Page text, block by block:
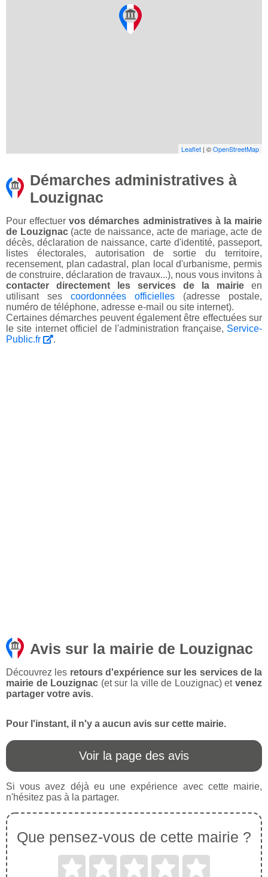
Leaflet | ©OpenStreetMap
Démarches administratives à
Louzignac
Pour effectuervos démarches administratives à la mairie
de Louzignac(acte de naissance, acte de mariage, acte de
décès, déclaration de naissance, carte d'identité, passeport,
listes électorales, autorisation de sortie du territoire,
recensement, plan cadastral, plan local d'urbanisme, permis
de construire, déclaration de travaux...), nous vous invitons à
contacter directement les services de la mairie en
utilisant ses coordonnées officielles (adresse postale,
numéro de téléphone, adresse e-mail ou site internet).
Certaines démarches peuvent également être effectuées sur
le site internet officiel de l'administration française, Service-
Public.fr
.
Avis sur la mairie de Louzignac
Découvrez les retours d'expérience sur les services de la
mairie de Louzignac (et sur la ville de Louzignac) etvenez
partager votre avis.
Pour l'instant, il n'y a aucun avis sur cette mairie.
Voir la page des avis
Si vous avez déjà eu une expérience avec cette mairie,
n'hésitez pas à la partager.
Que pensez-vous de cette mairie ?